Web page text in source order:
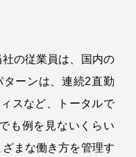
の従業員は、国内の
ーンは、連続2直勤
スなど、トータルで
も例を見ないくらい
まな働き方を管理す